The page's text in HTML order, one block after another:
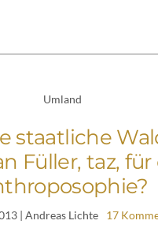
Umland
staatliche
Füller, taz, für
| Andreas Lichte 17